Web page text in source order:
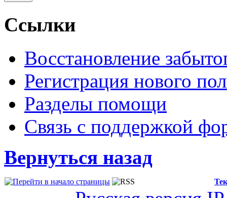
Ссылки
Восстановление
Регистрация нового
Разделы помощи
Связь с поддержкой
Вернуться назад